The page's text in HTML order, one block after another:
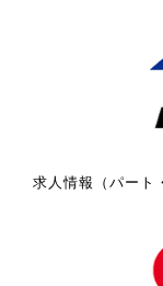
求人情報（パート